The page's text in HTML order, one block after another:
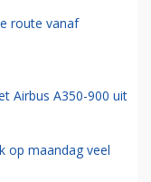
route vanaf
Airbus A350-900 uit
op maandag veel